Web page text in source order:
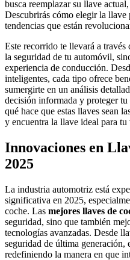
busca reemplazar su llave
Descubrirás cómo elegir la llave
tendencias que están
Este recorrido te llevará a
la seguridad de tu automóvil,
experiencia de conducción.
inteligentes, cada tipo ofrece
sumergirte en un análisis
decisión informada y proteger
qué hace que estas llaves sean
y encuentra la llave ideal para
Innovaciones en
2025
La industria automotriz está
significativa en 2025,
coche. Las mejores llaves de
seguridad, sino que también
tecnologías avanzadas. Desde
seguridad de última generación,
redefiniendo la manera en que